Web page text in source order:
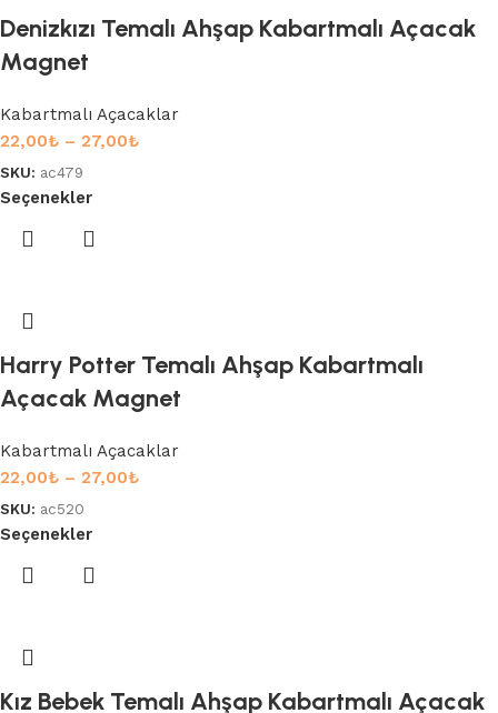
Denizkızı Temalı Ahşap Kabartmalı Açacak
Magnet
Kabartmalı Açacaklar
22,00₺ – 27,00₺
SKU: ac479
Seçenekler
Harry Potter Temalı Ahşap Kabartmalı
Açacak Magnet
Kabartmalı Açacaklar
22,00₺ – 27,00₺
SKU: ac520
Seçenekler
Kız Bebek Temalı Ahşap Kabartmalı Açacak